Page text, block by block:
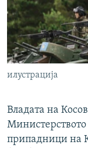
илустрација
Владата на
припадници на